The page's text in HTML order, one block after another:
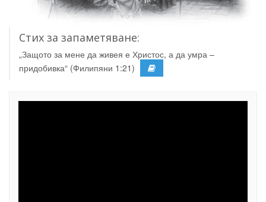
Стих за запаметяване:
„Защото за мене да живея е Христос, а да умра –
придобивка“ (Филипяни 1:21)